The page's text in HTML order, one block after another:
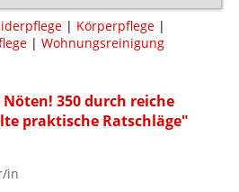
| Körperpflege |
| Wohnungsreinigung
350 durch reiche
praktische Ratschläge"
in